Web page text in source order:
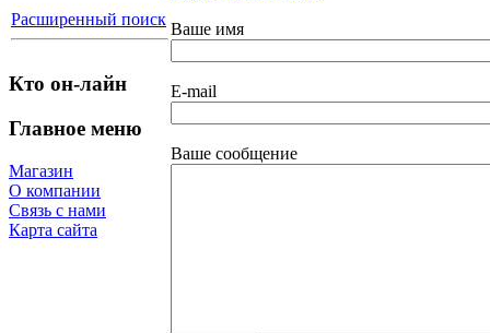
Расширенный поиск
Кто он-лайн
Главное меню
Магазин
О компании
Связь с нами
Карта сайта
Ваше имя
E-mail
Ваше сообщение